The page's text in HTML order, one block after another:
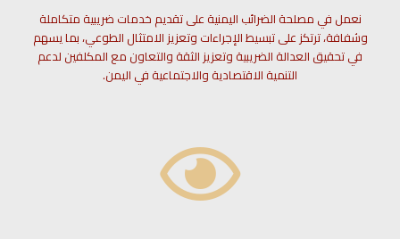
نعمل في مصلحة الضرائب اليمنية على تقديم خدمات ضريبية متكاملة
وشفافة، ترتكز على تبسيط الإجراءات وتعزيز الامتثال الطوعي، بما يسهم
في تحقيق العدالة الضريبية وتعزيز الثقة والتعاون مع المكلفين لدعم
التنمية الاقتصادية والاجتماعية في اليمن.